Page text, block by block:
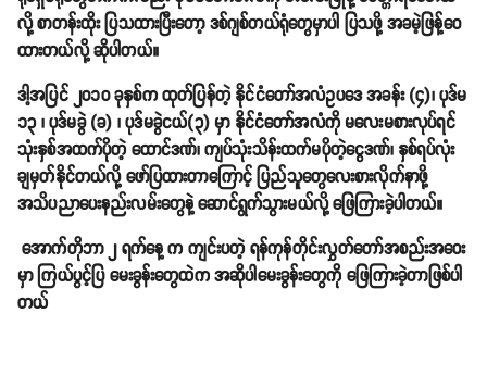
လို့ စာတန်းထိုး ပြသထားပြီးတော့ ဒစ်ဂျစ်တယ်ရုံတွေမှာပါ ပြသဖို့ အခမဲ့ဖြန့်ဝေ
ထားတယ်လို့ ဆိုပါတယ်။
ဒါ့အပြင် ၂၀၁၀ ခုနှစ်က ထုတ်ပြန်တဲ့ နိုင်ငံတော်အလံဥပဒေ အခန်း (၄)၊ ပုဒ်မ
၁၃ ၊ ပုဒ်မခွဲ (ခ) ၊ ပုဒ်မခွဲငယ်(၃) မှာ နိုင်ငံတော်အလံကို မလေးမစားလုပ်ရင်
သုံးနှစ်အထက်ပိုတဲ့ ထောင်ဒဏ်၊ ကျပ်သုံးသိန်းထက်မပိုတဲ့ငွေဒဏ်၊ နှစ်ရပ်လုံး
ချမှတ်နိုင်တယ်လို့ ဖော်ပြထားတာကြောင့် ပြည်သူတွေလေးစားလိုက်နာဖို့
အသိပညာပေးနည်းလမ်းတွေနဲ့ ဆောင်ရွက်သွားမယ်လို့ ဖြေကြားခဲ့ပါတယ်။
အောက်တိုဘာ ၂ ရက်နေ့ က ကျင်းပတဲ့ ရန်ကုန်တိုင်းလွှတ်တော်အစည်းအဝေး
မှာ ကြယ်ပွင့်ပြ မေးခွန်းတွေထဲက အဆိုပါမေးခွန်းတွေကို ဖြေကြားခဲ့တာဖြစ်ပါ
တယ်